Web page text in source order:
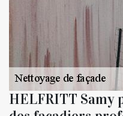
HELFRITT Samy